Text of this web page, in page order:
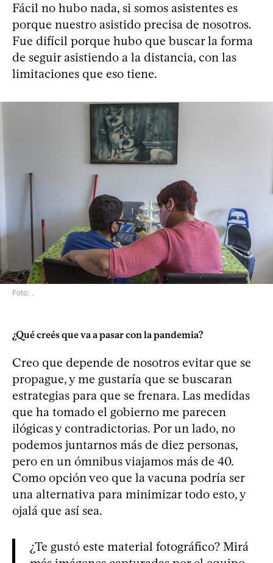
Fácil no hubo nada, si somos asistentes es
porque nuestro asistido precisa de nosotros.
Fue difícil porque hubo que buscar la forma
de seguir asistiendo a la distancia, con las
limitaciones que eso tiene.
Foto: .
¿Qué creés que va a pasar con la pandemia?
Creo que depende de nosotros evitar que se
propague, y me gustaría que se buscaran
estrategias para que se frenara. Las medidas
que ha tomado el gobierno me parecen
ilógicas y contradictorias. Por un lado, no
podemos juntarnos más de diez personas,
pero en un ómnibus viajamos más de 40.
Como opción veo que la vacuna podría ser
una alternativa para minimizar todo esto, y
ojalá que así sea.
¿Te gustó este material fotográfico? Mirá